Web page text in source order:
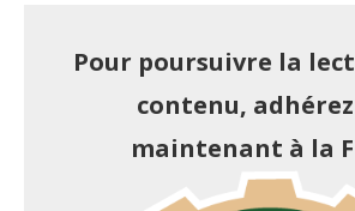
Pour poursuivre la
contenu,
maintenant à la